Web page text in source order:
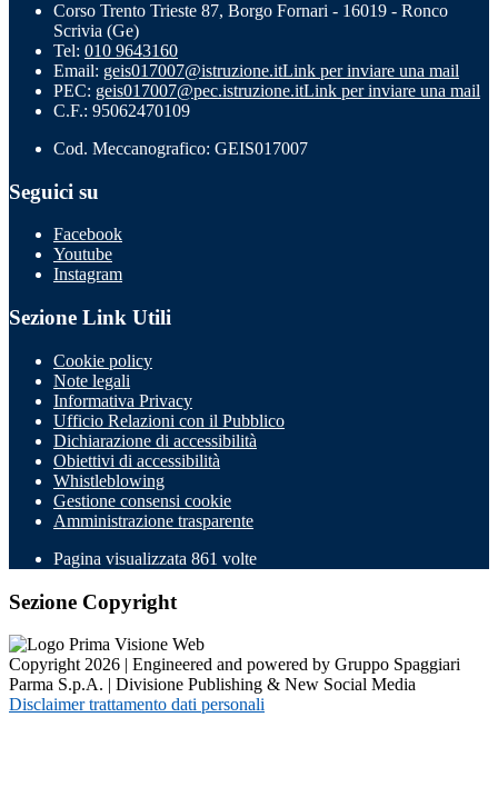
Corso Trento Trieste 87, Borgo Fornari - 16019 - Ronco
Scrivia (Ge)
Tel: 010 9643160
Email: geis017007@istruzione.itLink per inviare una mail
PEC: geis017007@pec.istruzione.itLink per inviare una mail
C.F.: 95062470109
Cod. Meccanografico: GEIS017007
Seguici su
Facebook
Youtube
Instagram
Sezione Link Utili
Cookie policy
Note legali
Informativa Privacy
Ufficio Relazioni con il Pubblico
Dichiarazione di accessibilità
Obiettivi di accessibilità
Whistleblowing
Gestione consensi cookie
Amministrazione trasparente
Pagina visualizzata 861 volte
Sezione Copyright
Copyright 2026 | Engineered and powered by Gruppo Spaggiari
Parma S.p.A. | Divisione Publishing & New Social Media
Disclaimer trattamento dati personali